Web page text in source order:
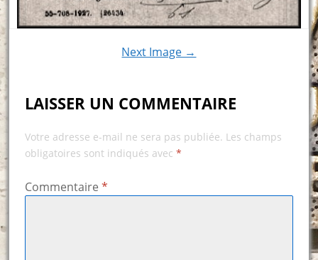
Next Image →
LAISSER UN COMMENTAIRE
Votre adresse e-mail ne sera pas publiée. Les champs
obligatoires sont indiqués avec *
Commentaire *